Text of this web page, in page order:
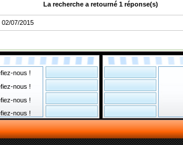
La recherche a retourné 1 réponse(s)
07/2015
nous !
nous !
nous !
nous !